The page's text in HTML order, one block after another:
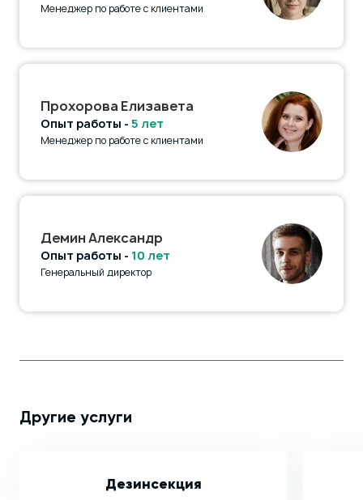
Менеджер по работе с клиентами
Прохорова Елизавета
Опыт работы - 5 лет
Менеджер по работе с клиентами
Демин Александр
Опыт работы - 10 лет
Генеральный директор
Другие услуги
Дезинсекция